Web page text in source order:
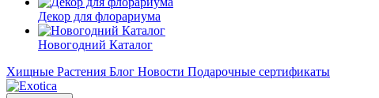
Декор для флорариума
Новогодний Каталог
Хищные Растения Блог Новости Подарочные сертификаты